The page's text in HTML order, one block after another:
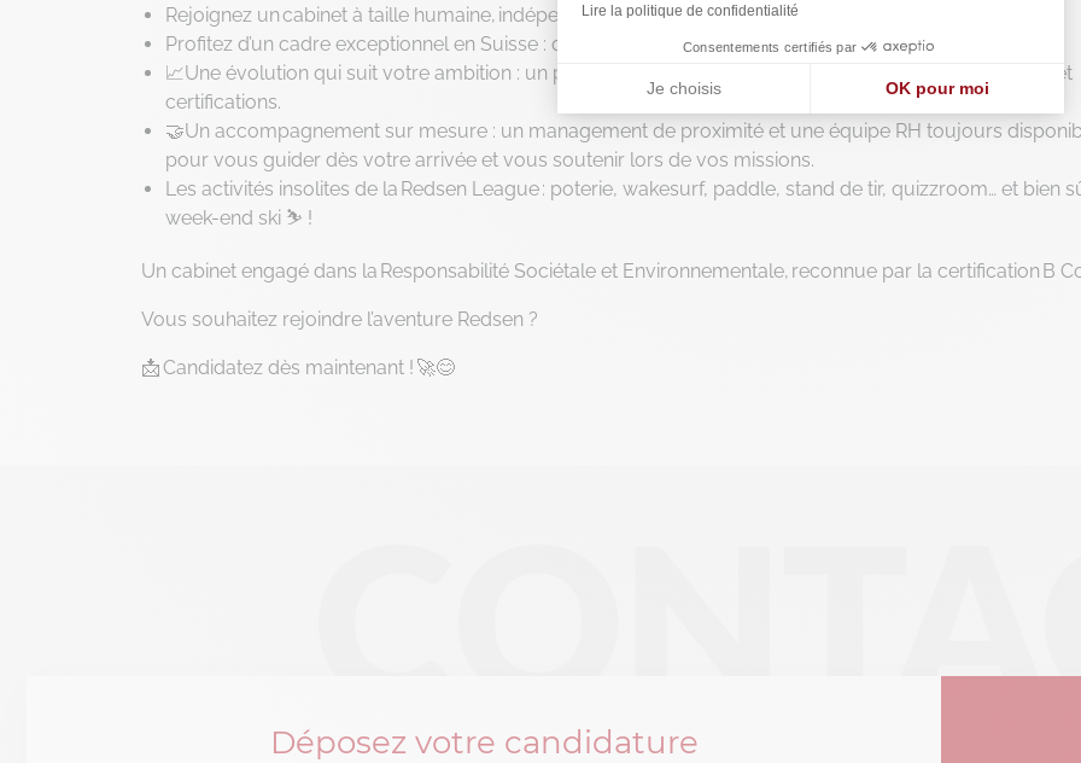
Rejoignez un cabinet à taille humaine, indépendant, au service de clients variés.
Profitez d’un cadre exceptionnel en Suisse : qualité de vie, nature ⛰️, activités, culture, …
📈Une évolution qui suit votre ambition : un plan de carrière personnalisé et l’accès à des formations et
certifications.
🤝Un accompagnement sur mesure : un management de proximité et une équipe RH toujours
pour vous guider dès votre arrivée et vous soutenir lors de vos missions.
Les activités insolites de la Redsen League : poterie, wakesurf, paddle, stand de tir, quizzroom… et bien
week-end ski ⛷️ !
Un cabinet engagé dans la Responsabilité Sociétale et Environnementale, reconnue par la certification B
Vous souhaitez rejoindre l’aventure Redsen ?
📩 Candidatez dès maintenant ! 🚀😊
Déposez votre candidature
Lire la politique de confidentialité
Consentements certifiés par
Je choisis OK pour moi
Axeptio consent
Plateforme de Gestion du Consentement : Personnalisez
Notre plateforme vous permet d'adapter et de gérer vos